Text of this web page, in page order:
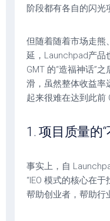
阶段都有各自的闪光
但随着随着市场走熊
延，Launchpad产品
GMT 的“造福神话”
滑，虽然整体收益率
起来很难在达到此前
1. 项目质量的
事实上，自
“IEO 模式的核心在
帮助创业者，帮助行